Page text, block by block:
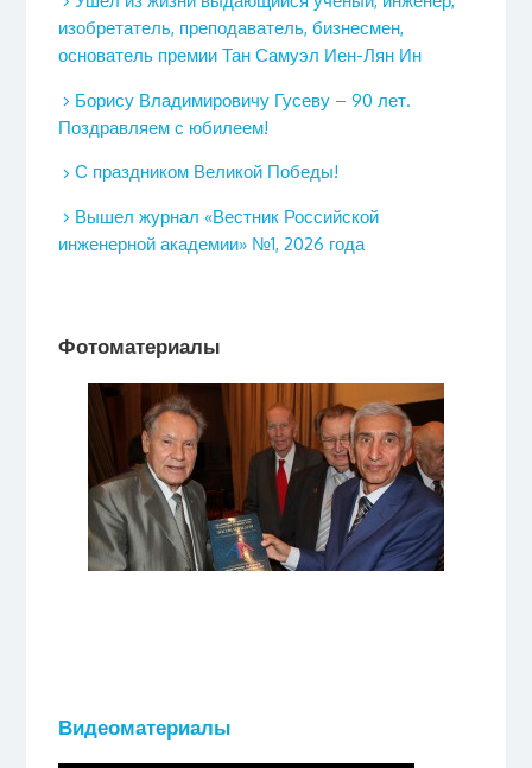
изобретатель, преподаватель, бизнесмен,
основатель премии Тан Самуэл Иен-Лян Ин
Борису Владимировичу Гусеву – 90 лет.
Поздравляем с юбилеем!
С праздником Великой Победы!
Вышел журнал «Вестник Российской
инженерной академии» №1, 2026 года
Фотоматериалы
Видеоматериалы